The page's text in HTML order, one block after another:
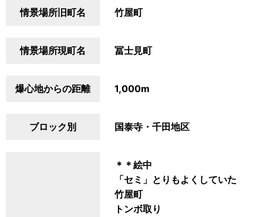
情景場所旧町名 竹屋町
情景場所現町名 冨士見町
爆心地からの距離 1,000m
ブロック別 国泰寺・千田地区
＊＊絵中
「セミ」とりもよくしていた
竹屋町
トンボ取り